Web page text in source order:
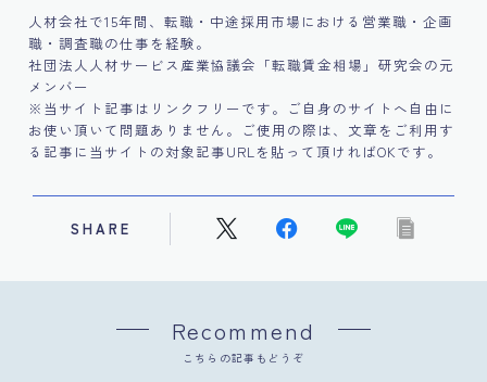
人材会社で15年間、転職・中途採用市場における営業職・企画
職・調査職の仕事を経験。
社団法人人材サービス産業協議会「転職賃金相場」研究会の元
メンバー
※当サイト記事はリンクフリーです。ご自身のサイトへ自由に
お使い頂いて問題ありません。ご使用の際は、文章をご利用す
る記事に当サイトの対象記事URLを貼って頂ければOKです。
SHARE
Recommend
こちらの記事もどうぞ